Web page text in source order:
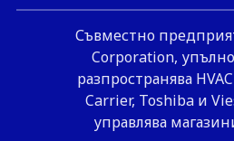
Съвместно
Corporation,
разпространява
Carrier, Toshiba и
управлява